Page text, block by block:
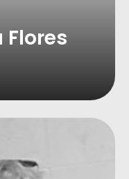
Flores